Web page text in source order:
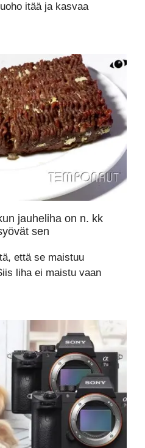
itää ja kasvaa
jauheliha on n. kk
sen
että se maistuu
liha ei maistu vaan